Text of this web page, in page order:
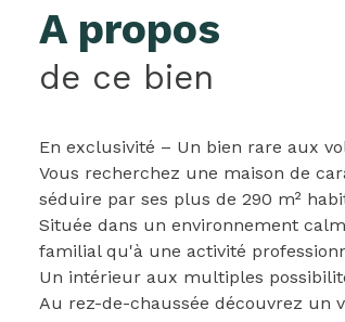
A propos
de ce bien
En exclusivité – Un bien rare aux
Vous recherchez une maison de
séduire par ses plus de 290 m²
Située dans un environnement
familial qu'à une activité
Un intérieur aux multiples
Au rez-de-chaussée découvrez un